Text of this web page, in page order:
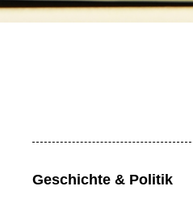
Geschichte & Politik